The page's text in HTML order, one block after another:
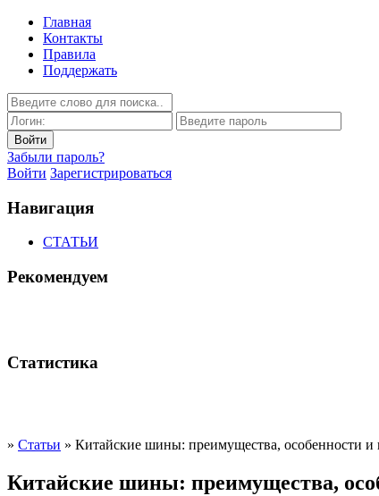
Главная
Контакты
Правила
Поддержать
Забыли пароль?
Войти Зарегистрироваться
Навигация
СТАТЬИ
Рекомендуем
Статистика
» Статьи » Китайские шины: преимущества, особенности
Китайские шины: преимущества,